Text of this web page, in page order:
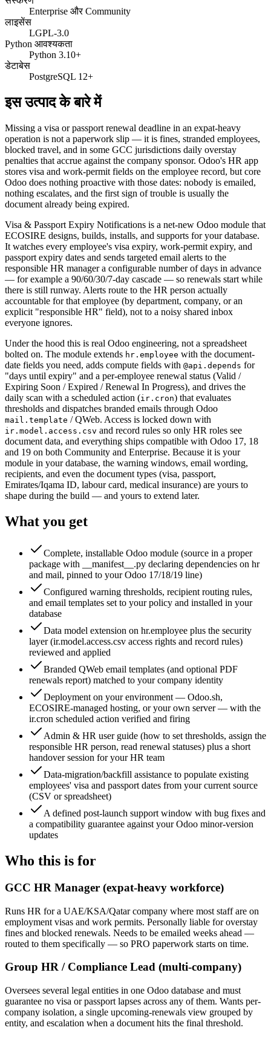
Enterprise और Community
लाइसेंस
LGPL-3.0
Python आवश्यकता
Python 3.10+
डेटाबेस
PostgreSQL 12+
इस उत्पाद के बारे में
Missing a visa or passport renewal deadline in an expat-heavy
operation is not a paperwork slip — it is fines, stranded employees,
blocked travel, and in some GCC jurisdictions daily overstay
penalties that accrue against the company sponsor. Odoo's HR app
stores visa and work-permit fields on the employee record, but core
Odoo does nothing proactive with those dates: nobody is emailed,
nothing escalates, and the first sign of trouble is usually the
document already being expired.
Visa & Passport Expiry Notifications is a net-new Odoo module that
ECOSIRE designs, builds, installs, and supports for your database.
It watches every employee's visa expiry, work-permit expiry, and
passport expiry dates and sends targeted email alerts to the
responsible HR manager a configurable number of days in advance
— for example a 90/60/30/7-day cascade — so renewals start while
there is still runway. Alerts route to the HR person actually
accountable for that employee (by department, company, or an
explicit "responsible HR" field), not to a noisy shared inbox
everyone ignores.
Under the hood this is real Odoo engineering, not a spreadsheet
bolted on. The module extends hr.employee with the document-
date fields you need, adds compute fields with @api.depends for
"days until expiry" and a per-employee renewal status (Valid /
Expiring Soon / Expired / Renewal In Progress), and drives the
daily scan with a scheduled action (ir.cron) that evaluates
thresholds and dispatches branded emails through Odoo
mail.template / QWeb. Access is locked down with
ir.model.access.csv and record rules so only HR roles see
document data, and everything ships compatible with Odoo 17, 18
and 19 on both Community and Enterprise. Because it is your
module in your database, the warning windows, email wording,
recipients, and even the document types (visa, passport,
Emirates/Iqama ID, labour card, medical insurance) are yours to
shape during the build — and yours to extend later.
What you get
Complete, installable Odoo module (source in a proper
package with __manifest__.py declaring dependencies on hr
and mail, pinned to your Odoo 17/18/19 line)
Configured warning thresholds, recipient routing rules,
and email templates set to your policy and installed in your
database
Data model extension on hr.employee plus the security
layer (ir.model.access.csv access rights and record rules)
reviewed and applied
Branded QWeb email templates (and optional PDF
renewals report) matched to your company identity
Deployment on your environment — Odoo.sh,
ECOSIRE-managed hosting, or your own server — with the
ir.cron scheduled action verified and firing
Admin & HR user guide (how to set thresholds, assign the
responsible HR person, read renewal statuses) plus a short
handover session for your HR team
Data-migration/backfill assistance to populate existing
employees' visa and passport dates from your current source
(CSV or spreadsheet)
A defined post-launch support window with bug fixes and
a compatibility guarantee against your Odoo minor-version
updates
Who this is for
GCC HR Manager (expat-heavy workforce)
Runs HR for a UAE/KSA/Qatar company where most staff are on
employment visas and work permits. Personally liable for overstay
fines and blocked renewals. Needs to be emailed weeks ahead —
routed to them specifically — so PRO paperwork starts on time.
Group HR / Compliance Lead (multi-company)
Oversees several legal entities in one Odoo database and must
guarantee no visa or passport lapses across any of them. Wants per-
company isolation, a single upcoming-renewals view grouped by
entity, and escalation when a document hits the final threshold.